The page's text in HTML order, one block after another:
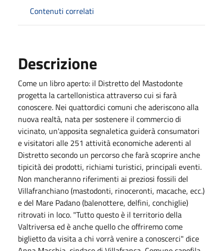
Contenuti correlati
Descrizione
Come un libro aperto: il Distretto del Mastodonte
progetta la cartellonistica attraverso cui si farà
conoscere. Nei quattordici comuni che aderiscono alla
nuova realtà, nata per sostenere il commercio di
vicinato, un'apposita segnaletica guiderà consumatori
e visitatori alle 251 attività economiche aderenti al
Distretto secondo un percorso che farà scoprire anche
tipicità dei prodotti, richiami turistici, principali eventi.
Non mancheranno riferimenti ai preziosi fossili del
Villafranchiano (mastodonti, rinoceronti, macache, ecc.)
e del Mare Padano (balenottere, delfini, conchiglie)
ritrovati in loco. "Tutto questo è il territorio della
Valtriversa ed è anche quello che offriremo come
biglietto da visita a chi vorrà venire a conoscerci" dice